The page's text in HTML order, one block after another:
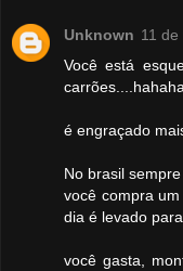
Unknown 11
Você está
é engraçado
No brasil
você compra
dia é levado
você gasta,